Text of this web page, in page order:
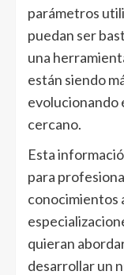
parámetros
puedan ser
una
están siendo
evolucionando
cercano.
Esta
para
conocimientos
quieran
desarrollar un